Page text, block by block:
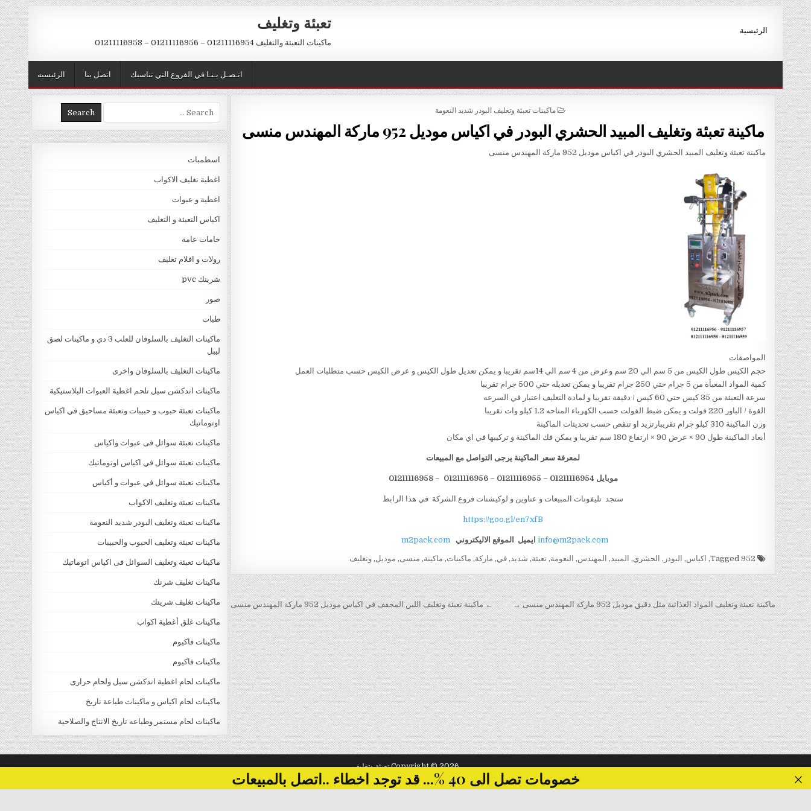
Skip
to
content
تعبئة وتغليف
ماكينات التعبئة والتغليف 01211116954 – 01211116956 – 01211116958
الرئيسية
الرئيسيه اتصل بنا اتـصـل بـنـا في الفروع التي تناسبك
POSTED
ماكينات تعبئة وتغليف البودر شديد النعومة
ماكينة تعبئة وتغليف المبيد الحشري البودر في اكياس موديل 952 ماركة المهندس منسى
ماكينة تعبئة وتغليف المبيد الحشري البودر في اكياس موديل 952 ماركة المهندس منسى
المواصفات
حجم الكيس طول الكيس من 5 سم الي 20 سم وعرض من 4 سم الي 14سم تقريبا و يمكن تعديل طول الكيس و عرض الكيس حسب متطلبات العمل
كمية المواد المعبأة من 5 جرام حتي 250 جرام تقريبا و يمكن تعديله حتي 500 جرام تقريبا
سرعة التعبئة من 35 كيس حتي 60 كيس / دقيقة تقريبا و لمادة التغليف اعتبار في السرعه
القوة / الباور 220 فولت و يمكن ضبط الفولت حسب الكهرباء المتاحه 1.2 كيلو وات تقريبا
وزن الماكينة 310 كيلو جرام تقريبارتزيد او تنقص حسب تحديثات الماكينة
أبعاد الماكينة طول 90 × عرض 90 × ارتفاع 180 سم تقريبا و يمكن فك الماكينة و تركيبها في اي مكان
لمعرفة سعر الماكينة يرجى التواصل مع المبيعات
موبايل 01211116954 – 01211116955 – 01211116956 – 01211116958
ستجد تليفونات المبيعات و عناوين و لوكيشنات فروع الشركة في هذا الرابط
https://goo.gl/en7xfB
info@m2pack.comايميل الموقع الاليكتروني m2pack.com
952
, اكياس, البودر , الحشري, المبيد, المهندس, النعومة,تعبئة, شديد,في, ماركة, ماكينات, ماكينة, منسى, موديل,وتغليف
تصفّح
المقالات
← ماكينة تعبئة وتغليف اللبن المجفف في اكياس موديل 952 ماركة المهندس منسى ماكينة تعبئة وتغليف المواد الغذائية مثل دقيق موديل 952 ماركة المهندس منسى →
Search
for:
اسطمبات
اغطية تغليف الاكواب
اغطية و عبوات
اكياس التعبئة و التغليف
خامات عامة
رولات و افلام تغليف
شرينك pvc
صور
طبات
ماكينات التغليف بالسلوفان للعلب 3 دي و ماكينات لصق
ليبل
ماكينات التغليف بالسلوفان واخرى
ماكينات اندكشن سيل تلحم اغطية العبوات البلاستيكية
ماكينات تعبئة حبوب و حبيبات وتعبئة مساحيق في اكياس
اوتوماتيك
ماكينات تعبئة سوائل فى عبوات واكياس
ماكينات تعبئة سوائل في اكياس اوتوماتيك
ماكينات تعبئة سوائل في عبوات و أكياس
ماكينات تعبئة وتغليف الاكواب
ماكينات تعبئة وتغليف البودر شديد النعومة
ماكينات تعبئة وتغليف الحبوب والحبيبات
ماكينات تعبئة وتغليف السوائل فى اكياس اتوماتيك
ماكينات تغليف شرنك
ماكينات تغليف شرينك
ماكينات غلق أغطية اكواب
ماكينات فاكيوم
ماكينات فاكيوم
ماكينات لحام اغطية اندكشن سيل ولحام حرارى
ماكينات لحام اكياس و ماكينات طباعة تاريخ
ماكينات لحام مستمر وطباعه تاريخ الانتاج والصلاحية
Copyright © 2026 تعبئة وتغليف
Design by ThemesDNA.com
خصومات تصل الى 40 %... قد توجد اخطاء ..اتصل بالمبيعات